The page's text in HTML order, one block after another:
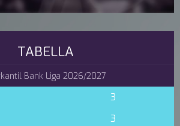
TABELLA
Bank Liga 2026/2027
3
3